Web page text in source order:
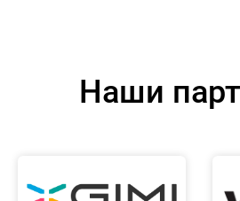
Наши